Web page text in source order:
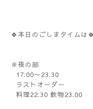
🍀本日のごしまタイムは🍀
※夜の部
17:00〜23:30
ラストオーダー
料理22:30 飲物23:00